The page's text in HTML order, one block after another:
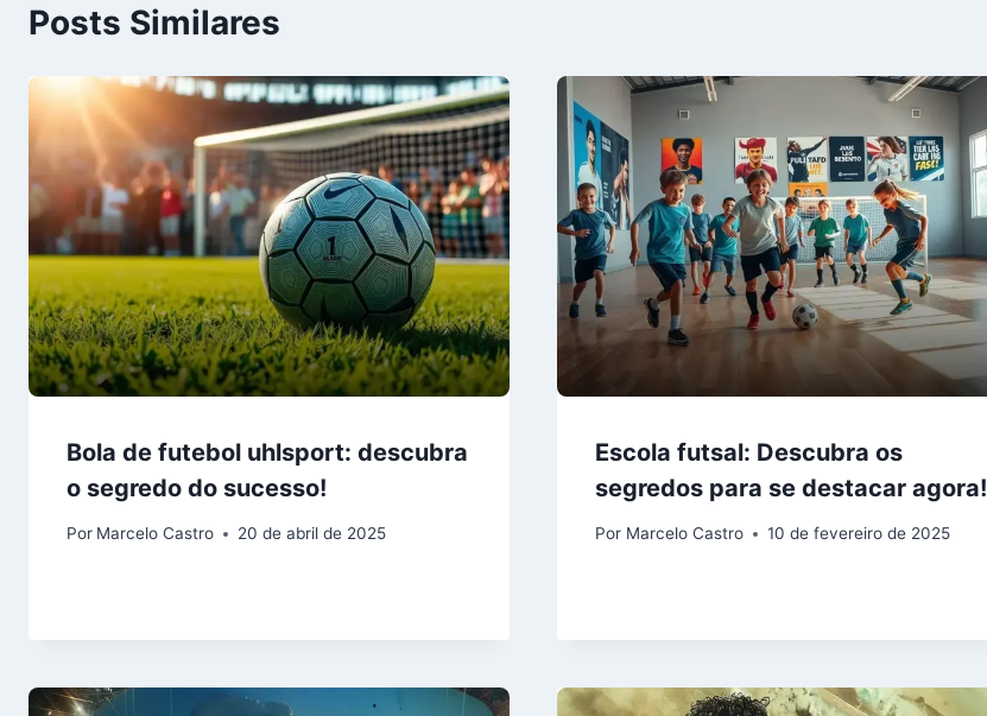
Posts Similares
Bola de futebol uhlsport: descubra
o segredo do sucesso!
Por Marcelo Castro 20 de abril de 2025
Escola futsal: Descubra os
segredos para se destacar agora!
Por Marcelo Castro 10 de fevereiro de 2025